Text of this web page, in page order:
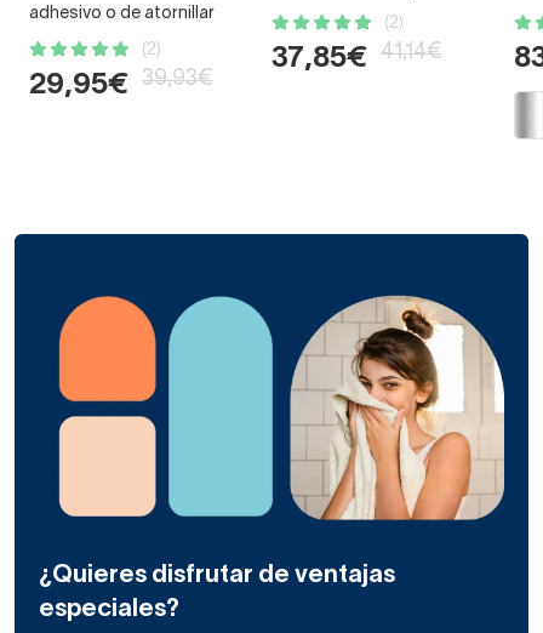
adhesivo o de atornillar
(2)
29,95€ 39,93€
(2)
37,85€ 41,14€
¿Quieres disfrutar de ventajas
especiales?